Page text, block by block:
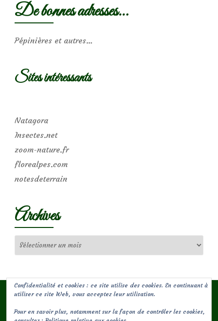
De bonnes adresses…
Pépinières et autres…
Sites intéressants
Natagora
Insectes.net
zoom-nature.fr
florealpes.com
notesdeterrain
Archives
(c) Les Jardins de Malorie
Confidentialité et cookies : ce site utilise des cookies. En continuant à
utiliser ce site Web, vous acceptez leur utilisation.
Pour en savoir plus, notamment sur la façon de contrôler les cookies,